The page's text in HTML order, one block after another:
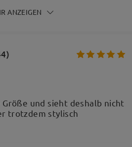
ANZEIGEN
und sieht deshalb nicht
trotzdem stylisch